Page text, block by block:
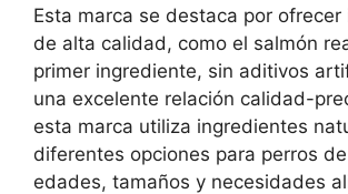
Esta marca se destaca por
de alta calidad, como el salmón
primer ingrediente, sin aditivos
una excelente relación calidad-
esta marca utiliza ingredientes
diferentes opciones para perros
edades, tamaños y necesidades